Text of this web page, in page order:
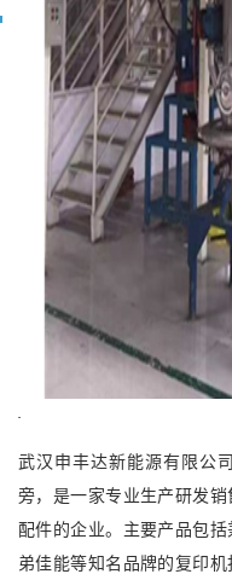
武汉申丰达新能源有限公
旁，是一家专业生产研发
配件的企业。主要产品包
弟佳能等知名品牌的复印